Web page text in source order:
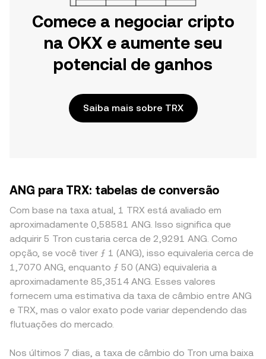
Comece a negociar cripto
na OKX e aumente seu
potencial de ganhos
Saiba mais sobre TRX
ANG para TRX: tabelas de conversão
Com base na taxa atual, 1 TRX está avaliado em
aproximadamente 0,58581 ANG. Isso significa que
adquirir 5 Tron custaria cerca de 2,9291 ANG. Como
opção, se você tiver ƒ 1 (ANG), isso equivaleria cerca de
1,7070 ANG, enquanto ƒ 50 (ANG) equivaleria a
aproximadamente 85,3514 ANG. Esses valores
fornecem uma estimativa da taxa de câmbio entre ANG
e TRX, mas o valor exato pode variar dependendo das
flutuações do mercado.
Nos últimos 7 dias, a taxa de câmbio do Tron uma baixa